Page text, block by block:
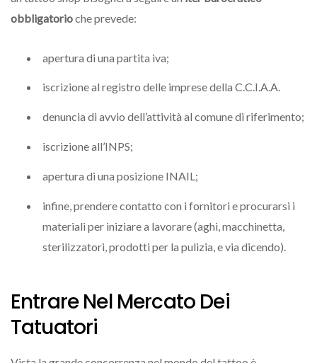
obbligatorioche prevede:
apertura di una partita iva;
iscrizione al registro delle imprese della C.C.I.A.A.
denuncia di avvio dell’attività al comune di riferimento;
iscrizione all’INPS;
apertura di una posizione INAIL;
infine, prendere contatto con i fornitori e procurarsi i
materiali per iniziare a lavorare (aghi, macchinetta,
sterilizzatori, prodotti per la pulizia, e via dicendo).
Entrare Nel Mercato Dei
Tatuatori